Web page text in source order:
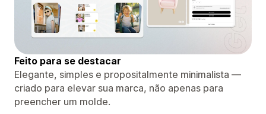
Feito para se destacar
Elegante, simples e propositalmente minimalista —
criado para elevar sua marca, não apenas para
preencher um molde.